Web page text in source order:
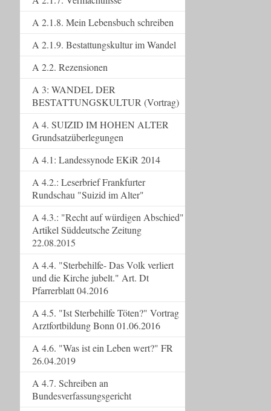
A 2.1.8. Mein Lebensbuch schreiben
A 2.1.9. Bestattungskultur im Wandel
A 2.2. Rezensionen
A 3: WANDEL DER
BESTATTUNGSKULTUR (Vortrag)
A 4. SUIZID IM HOHEN ALTER
Grundsatzüberlegungen
A 4.1: Landessynode EKiR 2014
A 4.2.: Leserbrief Frankfurter
Rundschau "Suizid im Alter"
A 4.3.: "Recht auf würdigen Abschied"
Artikel Süddeutsche Zeitung
22.08.2015
A 4.4. "Sterbehilfe- Das Volk verliert
und die Kirche jubelt." Art. Dt
Pfarrerblatt 04.2016
A 4.5. "Ist Sterbehilfe Töten?" Vortrag
Arztfortbildung Bonn 01.06.2016
A 4.6. "Was ist ein Leben wert?" FR
26.04.2019
A 4.7. Schreiben an
Bundesverfassungsgericht